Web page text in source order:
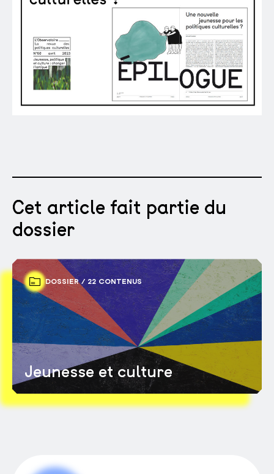
Cet article fait partie du
dossier
DOSSIER / 22 CONTENUS
Jeunesse et culture